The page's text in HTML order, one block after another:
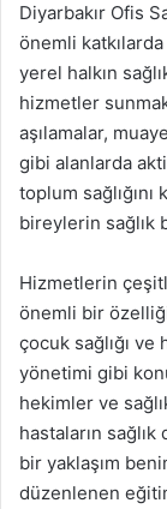
Diyarbakır Ofis
önemli
yerel halkın
hizmetler
aşılamalar,
gibi alanlarda
toplum
bireylerin sağlık
Hizmetlerin
önemli bir
çocuk sağlığı ve
yönetimi gibi
hekimler ve
hastaların
bir yaklaşım
düzenlenen